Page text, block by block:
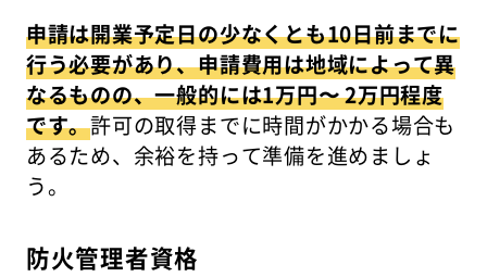
申請は開業予定日の少なくとも10日前までに
行う必要があり、申請費用は地域によって異
なるものの、一般的には1万円〜 2万円程度
です。許可の取得までに時間がかかる場合も
あるため、余裕を持って準備を進めましょ
う。
防火管理者資格